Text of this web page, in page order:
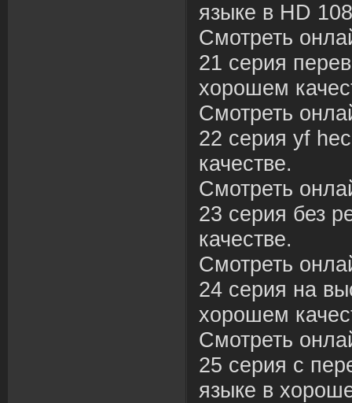
языке в HD
Смотреть
21 серия
хорошем
Смотреть
22 серия yf
качестве.
Смотреть
23 серия без
качестве.
Смотреть
24 серия на
хорошем
Смотреть
25 серия с
языке в